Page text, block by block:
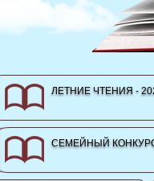
ЛЕТНИЕ ЧТЕНИЯ -
СЕМЕЙНЫЙ